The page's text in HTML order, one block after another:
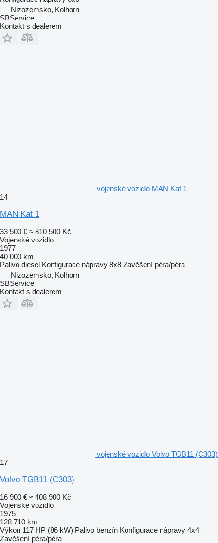
Nizozemsko, Kolhorn
SBService
Kontakt s dealerem
vojenské vozidlo MAN Kat 1
14
MAN Kat 1
33 500 € ≈ 810 500 Kč
Vojenské vozidlo
1977
40 000 km
Palivo diesel Konfigurace nápravy 8x8 Zavěšení péra/péra
Nizozemsko, Kolhorn
SBService
Kontakt s dealerem
vojenské vozidlo Volvo TGB11 (C303)
17
Volvo TGB11 (C303)
16 900 € ≈ 408 900 Kč
Vojenské vozidlo
1975
128 710 km
Výkon 117 HP (86 kW) Palivo benzín Konfigurace nápravy 4x4
Zavěšení péra/péra